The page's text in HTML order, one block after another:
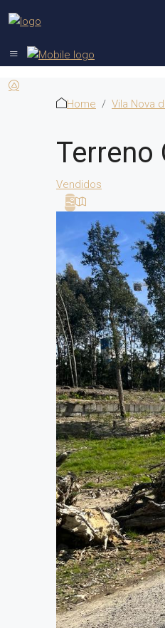
Home
Vila Nova
Terreno
Vendidos